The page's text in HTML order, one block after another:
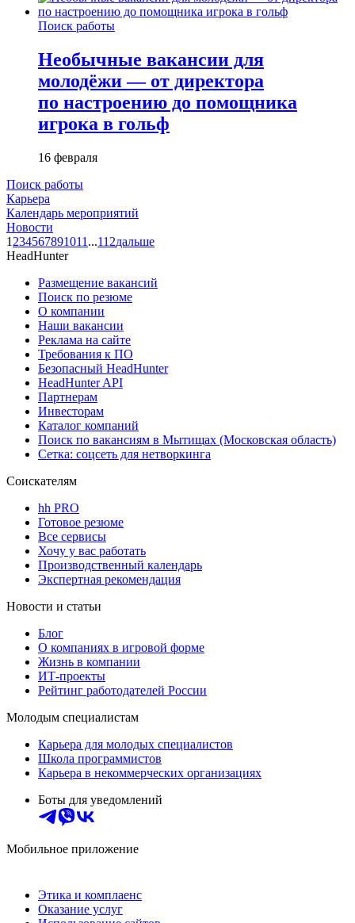
Поиск работы
Необычные вакансии для
молодёжи — от директора
по настроению до помощника
игрока в гольф
16 февраля
Поиск работы
Карьера
Календарь мероприятий
Новости
1 234567891011 ...112дальше
HeadHunter
Размещение вакансий
Поиск по резюме
О компании
Наши вакансии
Реклама на сайте
Требования к ПО
Безопасный HeadHunter
HeadHunter API
Партнерам
Инвесторам
Каталог компаний
Поиск по вакансиям в Мытищах (Московская область)
Сетка: соцсеть для нетворкинга
Соискателям
hh PRO
Готовое резюме
Все сервисы
Хочу у вас работать
Производственный календарь
Экспертная рекомендация
Новости и статьи
Блог
О компаниях в игровой форме
Жизнь в компании
ИТ-проекты
Рейтинг работодателей России
Молодым специалистам
Карьера для молодых специалистов
Школа программистов
Карьера в некоммерческих организациях
Боты для уведомлений
Мобильное приложение
Этика и комплаенс
Оказание услуг